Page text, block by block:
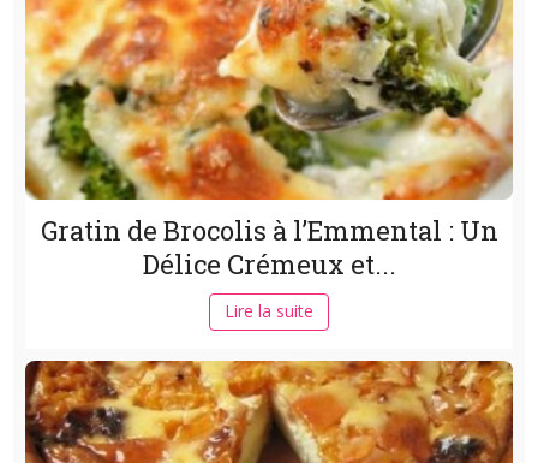
Gratin de Brocolis à l’Emmental : Un
Délice Crémeux et...
Lire la suite